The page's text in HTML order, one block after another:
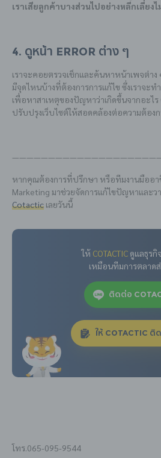
เราเสียลูกค้าบางส่วนไปอย่างหลีกเลี่ยงไ
4. ดูหน้า Error ต่าง ๆ
เราจะคอยตรวจเช็กและค้นหาหน้าเพจต่า
มีจุดไหนบ้างที่ต้องการการแก้ไข ซึ่งเราจะ
เพื่อหาสาเหตุของปัญหาว่าเกิดขึ้นจากอะไร
ปรับปรุงเว็บไซต์ให้สอดคล้องต่อความต้องก
หากคุณต้องการที่ปรึกษา หรือทีมงานมืออ
Marketing มาช่วยจัดการแก้ไขปัญหาและว
Cotactic เลยวันนี้
ให้ COTACTICดูแลธุรกิ
เหมือนทีมการตลาด
ติดต่อ
ให้ COTACTIC
โทร.065-095-9544